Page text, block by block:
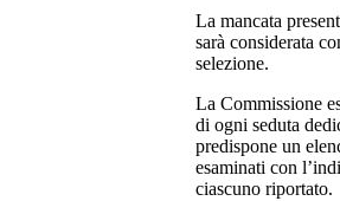
La mancata
sarà considerata
selezione.
La Commissione
di ogni seduta
predispone un
esaminati con
ciascuno riportato.